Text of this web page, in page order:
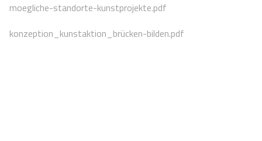
moegliche-standorte-kunstprojekte.pdf
konzeption_kunstaktion_brücken-bilden.pdf